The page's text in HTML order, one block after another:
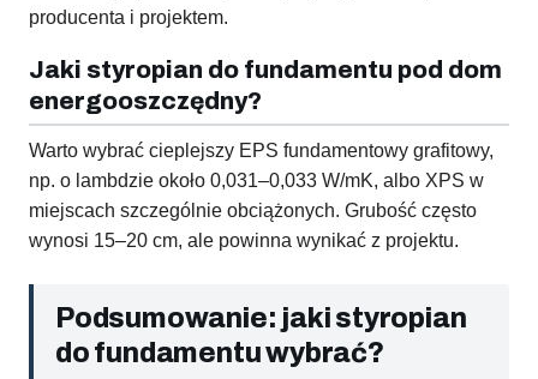
producenta i projektem.
Jaki styropian do fundamentu pod dom
energooszczędny?
Warto wybrać cieplejszy EPS fundamentowy grafitowy,
np. o lambdzie około 0,031–0,033 W/mK, albo XPS w
miejscach szczególnie obciążonych. Grubość często
wynosi 15–20 cm, ale powinna wynikać z projektu.
Podsumowanie: jaki styropian
do fundamentu wybrać?